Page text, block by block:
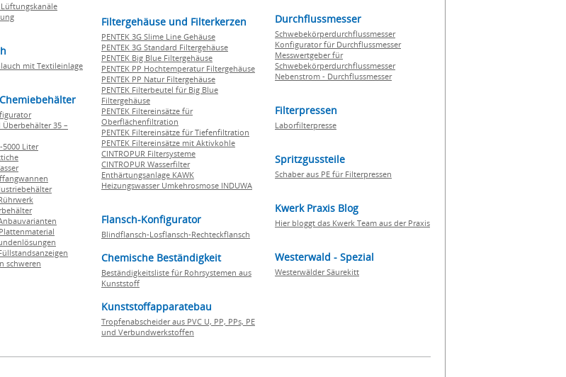
mit Textileinlage
35 –
5000 Liter
schweren
Filtergehäuse und Filterkerzen
PENTEK 3G Slime Line Gehäuse
PENTEK 3G Standard Filtergehäuse
PENTEK Big Blue Filtergehäuse
PENTEK PP Hochtemperatur Filtergehäuse
PENTEK PP Natur Filtergehäuse
PENTEK Filterbeutel für Big Blue
Filtergehäuse
PENTEK Filtereinsätze für
Oberflächenfiltration
PENTEK Filtereinsätze für Tiefenfiltration
PENTEK Filtereinsätze mit Aktivkohle
CINTROPUR Filtersysteme
CINTROPUR Wasserfilter
Enthärtungsanlage KAWK
Heizungswasser Umkehrosmose INDUWA
Flansch-Konfigurator
Blindflansch-Losflansch-Rechteckflansch
Chemische Beständigkeit
Beständigkeitsliste für Rohrsystemen aus
Kunststoff
Kunststoffapparatebau
Tropfenabscheider aus PVC U, PP, PPs, PE
und Verbundwerkstoffen
Durchflussmesser
Schwebekörperdurchflussmesser
Konfigurator für Durchflussmesser
Messwertgeber für
Schwebekörperdurchflussmesser
Nebenstrom - Durchflussmesser
Filterpressen
Laborfilterpresse
Spritzgussteile
Schaber aus PE für Filterpressen
Kwerk Praxis Blog
Hier bloggt das Kwerk Team aus der Praxis
Westerwald - Spezial
Westerwälder Säurekitt